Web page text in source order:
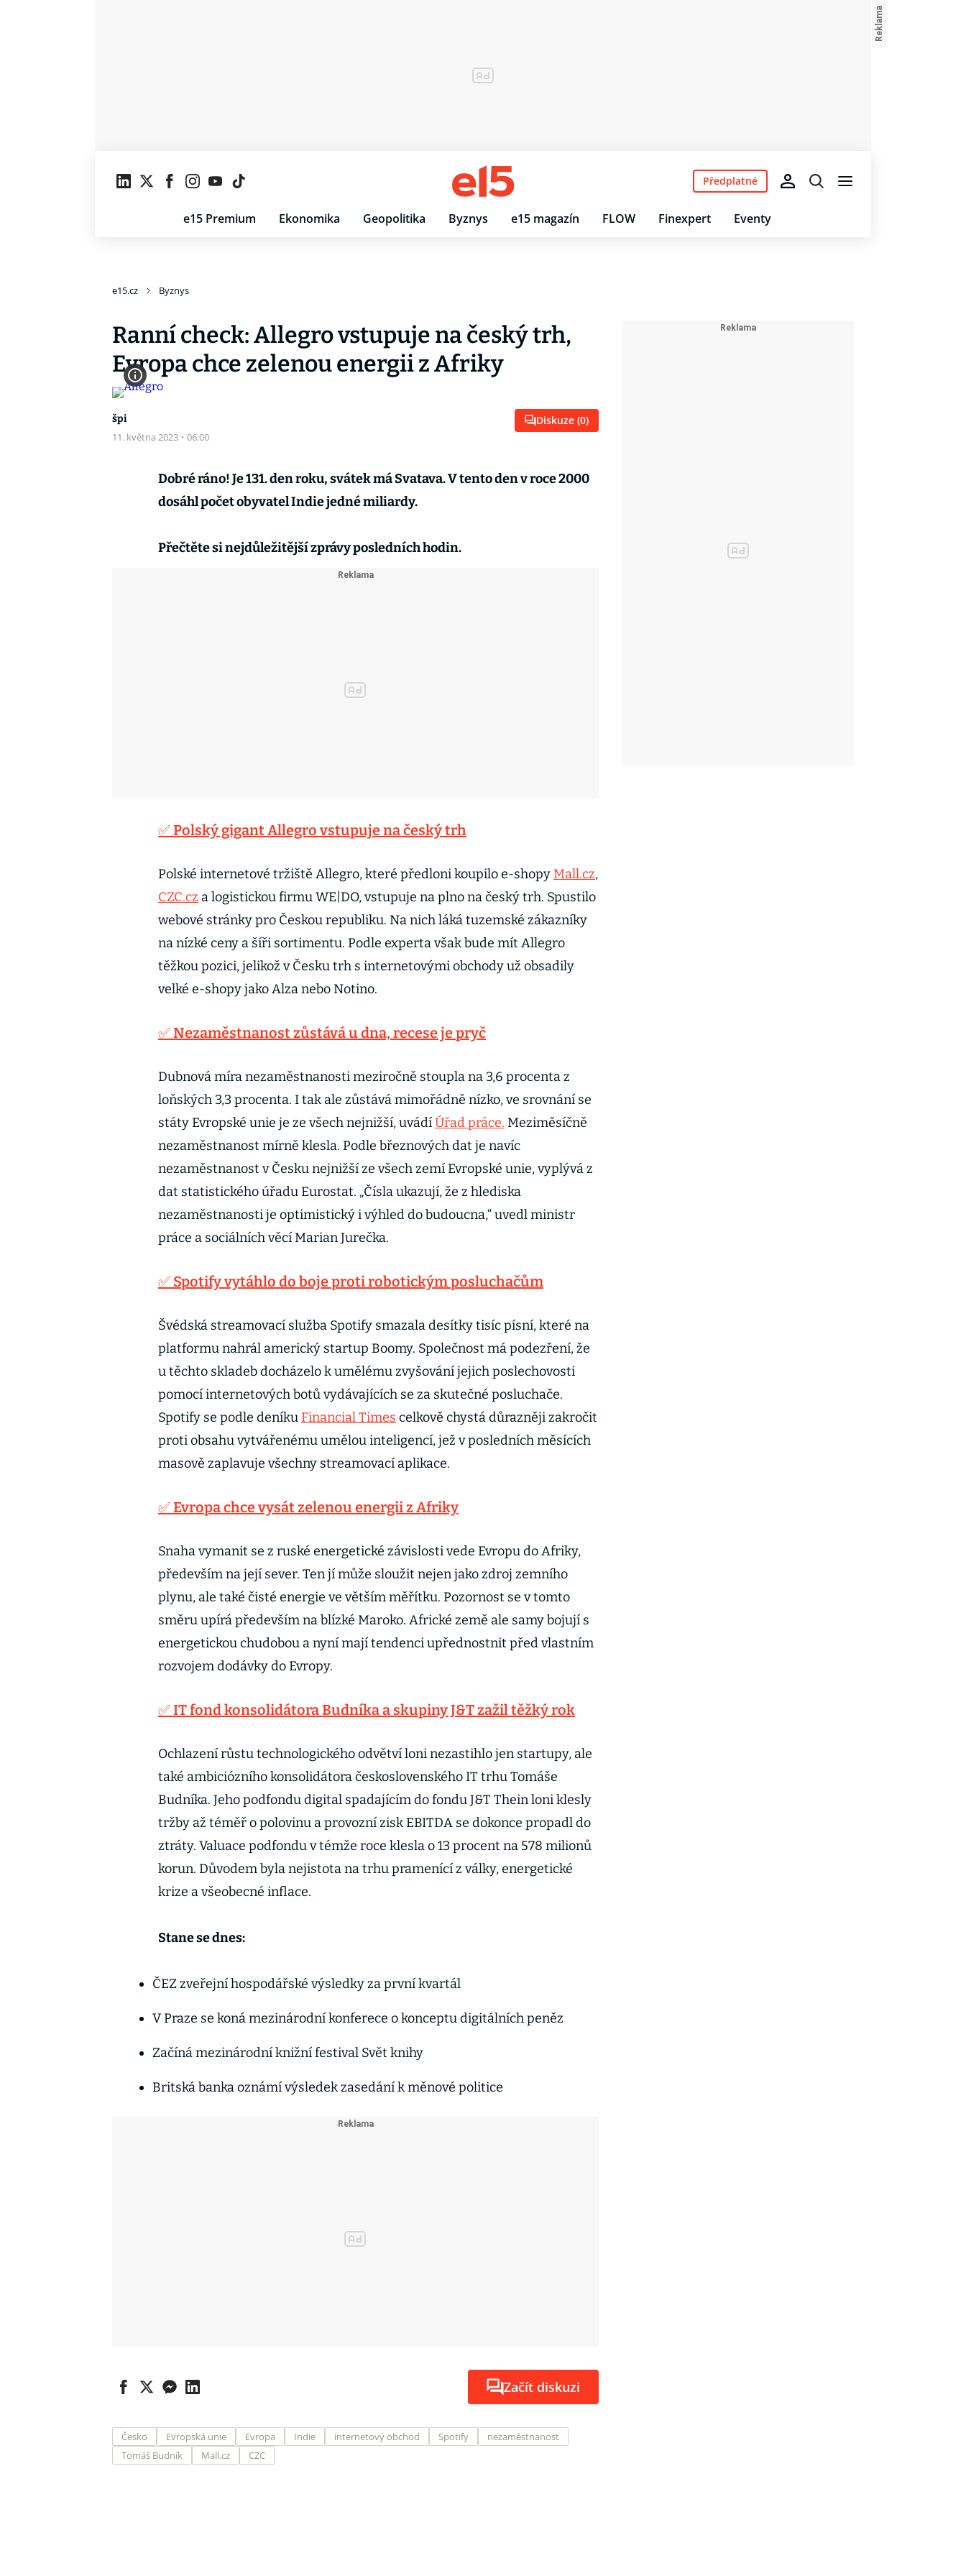
e15 Premium Ekonomika Geopolitika Byznys e15 magazín FLOW Finexpert Eventy
Předplatné
e15.cz Byznys
Ranní check: Allegro vstupuje na český trh,
Evropa chce zelenou energii z Afriky
špi
11. května 2023 · 06:00
Diskuze (0)
Dobré ráno! Je 131. den roku, svátek má Svatava. V tento den v roce 2000
dosáhl počet obyvatel Indie jedné miliardy.
Přečtěte si nejdůležitější zprávy posledních hodin.
✅ Polský gigant Allegro vstupuje na český trh
Polské internetové tržiště Allegro, které předloni koupilo e-shopy Mall.cz,
CZC.cz a logistickou firmu WE|DO, vstupuje na plno na český trh. Spustilo
webové stránky pro Českou republiku. Na nich láká tuzemské zákazníky
na nízké ceny a šíři sortimentu. Podle experta však bude mít Allegro
těžkou pozici, jelikož v Česku trh s internetovými obchody už obsadily
velké e-shopy jako Alza nebo Notino.
✅ Nezaměstnanost zůstává u dna, recese je pryč
Dubnová míra nezaměstnanosti meziročně stoupla na 3,6 procenta z
loňských 3,3 procenta. I tak ale zůstává mimořádně nízko, ve srovnání se
státy Evropské unie je ze všech nejnižší, uvádíÚřad práce. Meziměsíčně
nezaměstnanost mírně klesla. Podle březnových dat je navíc
nezaměstnanost v Česku nejnižší ze všech zemí Evropské unie, vyplývá z
dat statistického úřadu Eurostat. „Čísla ukazují, že z hlediska
nezaměstnanosti je optimistický i výhled do budoucna,“ uvedl ministr
práce a sociálních věcí Marian Jurečka.
✅ Spotify vytáhlo do boje proti robotickým posluchačům
Švédská streamovací služba Spotify smazala desítky tisíc písní, které na
platformu nahrál americký startup Boomy. Společnost má podezření, že
u těchto skladeb docházelo k umělému zvyšování jejich poslechovosti
pomocí internetových botů vydávajících se za skutečné posluchače.
Spotify se podle deníku Financial Times celkově chystá důrazněji zakročit
proti obsahu vytvářenému umělou inteligencí, jež v posledních měsících
masově zaplavuje všechny streamovací aplikace.
✅ Evropa chce vysát zelenou energii z Afriky
Snaha vymanit se z ruské energetické závislosti vede Evropu do Afriky,
především na její sever. Ten jí může sloužit nejen jako zdroj zemního
plynu, ale také čisté energie ve větším měřítku. Pozornost se v tomto
směru upírá především na blízké Maroko. Africké země ale samy bojují s
energetickou chudobou a nyní mají tendenci upřednostnit před vlastním
rozvojem dodávky do Evropy.
✅ IT fond konsolidátora Budníka a skupiny J&T zažil těžký rok
Ochlazení růstu technologického odvětví loni nezastihlo jen startupy, ale
také ambiciózního konsolidátora československého IT trhu Tomáše
Budníka. Jeho podfondu digital spadajícím do fondu J&T Thein loni klesly
tržby až téměř o polovinu a provozní zisk EBITDA se dokonce propadl do
ztráty. Valuace podfondu v témže roce klesla o 13 procent na 578 milionů
korun. Důvodem byla nejistota na trhu pramenící z války, energetické
krize a všeobecné inflace.
Stane se dnes:
ČEZ zveřejní hospodářské výsledky za první kvartál
V Praze se koná mezinárodní konferece o konceptu digitálních peněz
Začíná mezinárodní knižní festival Svět knihy
Britská banka oznámí výsledek zasedání k měnové politice
Začít diskuzi
Česko Evropská unie Evropa Indie internetový obchod Spotify
nezaměstnanost
Tomáš Budník
Mall.cz CZC